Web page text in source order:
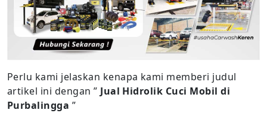
Perlu kami jelaskan kenapa kami memberi judul
artikel ini dengan ” Jual Hidrolik Cuci Mobil di
Purbalingga ”